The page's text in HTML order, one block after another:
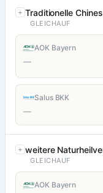
Traditionelle
GLEICHAUF
AOK Bayern
—
Salus BKK
—
weitere
GLEICHAUF
AOK Bayern